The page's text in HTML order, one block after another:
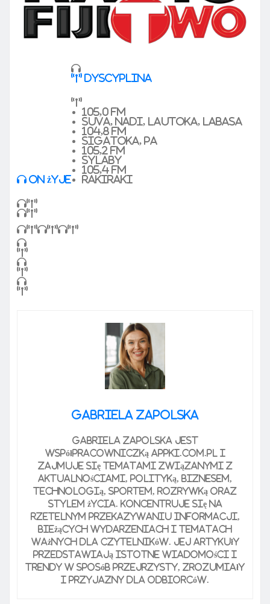
On żyje
dyscyplina
105,0 FM
Suva, Nadi, Lautoka, Labasa
104,8 FM
Sigatoka, pa
105,2 FM
sylaby
105,4 FM
Rakiraki
Gabriela Zapolska
Gabriela Zapolska jest
współpracowniczką Appki.com.pl i
zajmuje się tematami związanymi z
aktualnościami, polityką, biznesem,
technologią, sportem, rozrywką oraz
stylem życia. Koncentruje się na
rzetelnym przekazywaniu informacji,
bieżących wydarzeniach i tematach
ważnych dla czytelników. Jej artykuły
przedstawiają istotne wiadomości i
trendy w sposób przejrzysty, zrozumiały
i przyjazny dla odbiorców.